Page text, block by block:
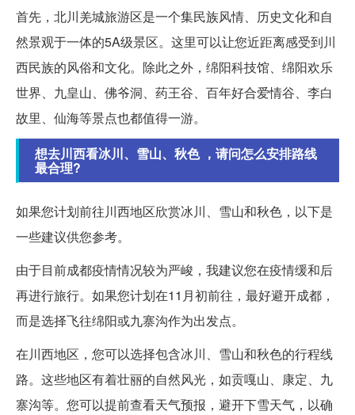
首先，北川羌城旅游区是一个集民族风情、历史文化和自
然景观于一体的5A级景区。这里可以让您近距离感受到川
西民族的风俗和文化。除此之外，绵阳科技馆、绵阳欢乐
世界、九皇山、佛爷洞、药王谷、百年好合爱情谷、李白
故里、仙海等景点也都值得一游。
想去川西看冰川、雪山、秋色 ，请问怎么安排路线
最合理?
如果您计划前往川西地区欣赏冰川、雪山和秋色，以下是
一些建议供您参考。
由于目前成都疫情情况较为严峻，我建议您在疫情缓和后
再进行旅行。如果您计划在11月初前往，最好避开成都，
而是选择飞往绵阳或九寨沟作为出发点。
在川西地区，您可以选择包含冰川、雪山和秋色的行程线
路。这些地区有着壮丽的自然风光，如贡嘎山、康定、九
寨沟等。您可以提前查看天气预报，避开下雪天气，以确